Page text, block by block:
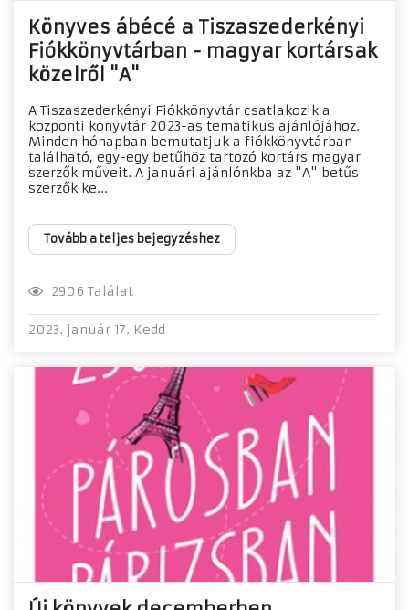
Könyves ábécé a Tiszaszederkényi
Fiókkönyvtárban - magyar kortársak
közelről "A"
A Tiszaszederkényi Fiókkönyvtár csatlakozik a
központi könyvtár 2023-as tematikus ajánlójához.
Minden hónapban bemutatjuk a fiókkönyvtárban
található, egy-egy betűhöz tartozó kortárs magyar
szerzők műveit. A januári ajánlónkba az "A" betűs
szerzők ke...
Tovább a teljes bejegyzéshez
2906 Találat
2023. január 17. Kedd